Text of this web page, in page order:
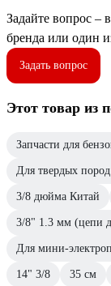
Задайте вопрос –
бренда или один
Задать вопрос
Этот товар из
Запчасти для
Для твердых пород
3/8 дюйма Китай
3/8" 1.3 мм (цепи
Для мини-
14" 3/8 35 см